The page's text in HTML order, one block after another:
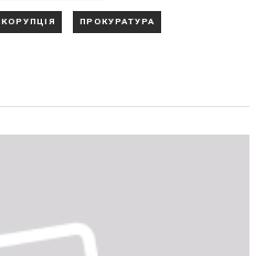
КОРУПЦІЯ ПРОКУРАТУРА